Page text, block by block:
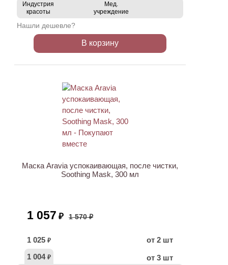
Индустрия
красоты
Мед.
учреждение
Нашли дешевле?
В корзину
Маска Aravia успокаивающая, после чистки,
Soothing Mask, 300 мл
1 057 ₽ 1 570 ₽
1 025 ₽
от 2 шт
1 004 ₽ от 3 шт